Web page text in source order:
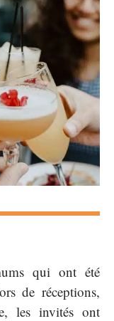
qui ont été
de réceptions,
les invités ont